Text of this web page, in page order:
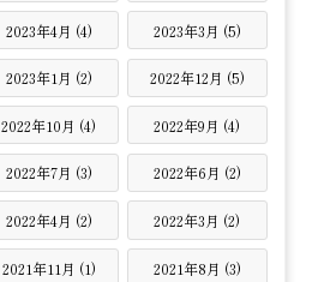
2023年4月 (4) 2023年3月 (5)
2023年1月 (2) 2022年12月 (5)
2022年10月 (4) 2022年9月 (4)
2022年7月 (3) 2022年6月 (2)
2022年4月 (2) 2022年3月 (2)
2021年11月 (1) 2021年8月 (3)